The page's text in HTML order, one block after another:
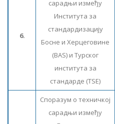
6.
сарадњи између
Института за
стандардизацију
Босне и Херцеговине
(BAS) и Турског
института за
стандарде (TSE)
Споразум о техничкој
сарадњи између